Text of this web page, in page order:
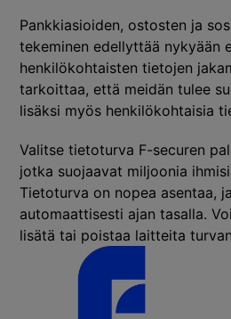
Pankkiasioiden, ostosten ja
tekeminen edellyttää nykyään
henkilökohtaisten tietojen
tarkoittaa, että meidän tulee
lisäksi myös henkilökohtaisia
Valitse tietoturva F-securen
jotka suojaavat miljoonia
Tietoturva on nopea asentaa,
automaattisesti ajan tasalla.
lisätä tai poistaa laitteita